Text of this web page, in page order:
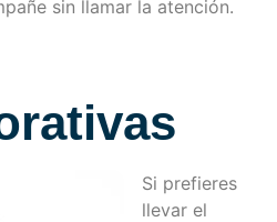
sin llamar la atención.
Si prefieres
llevar el